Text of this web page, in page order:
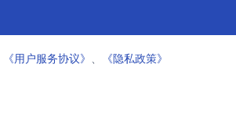
《用户服务协议》 、 《隐私政策》